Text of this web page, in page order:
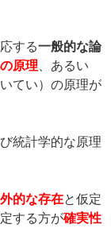
する一般的な論
原理 、あるい
いてい）の原理が
統計学的な原理
的な存在と仮定
する方が確実性